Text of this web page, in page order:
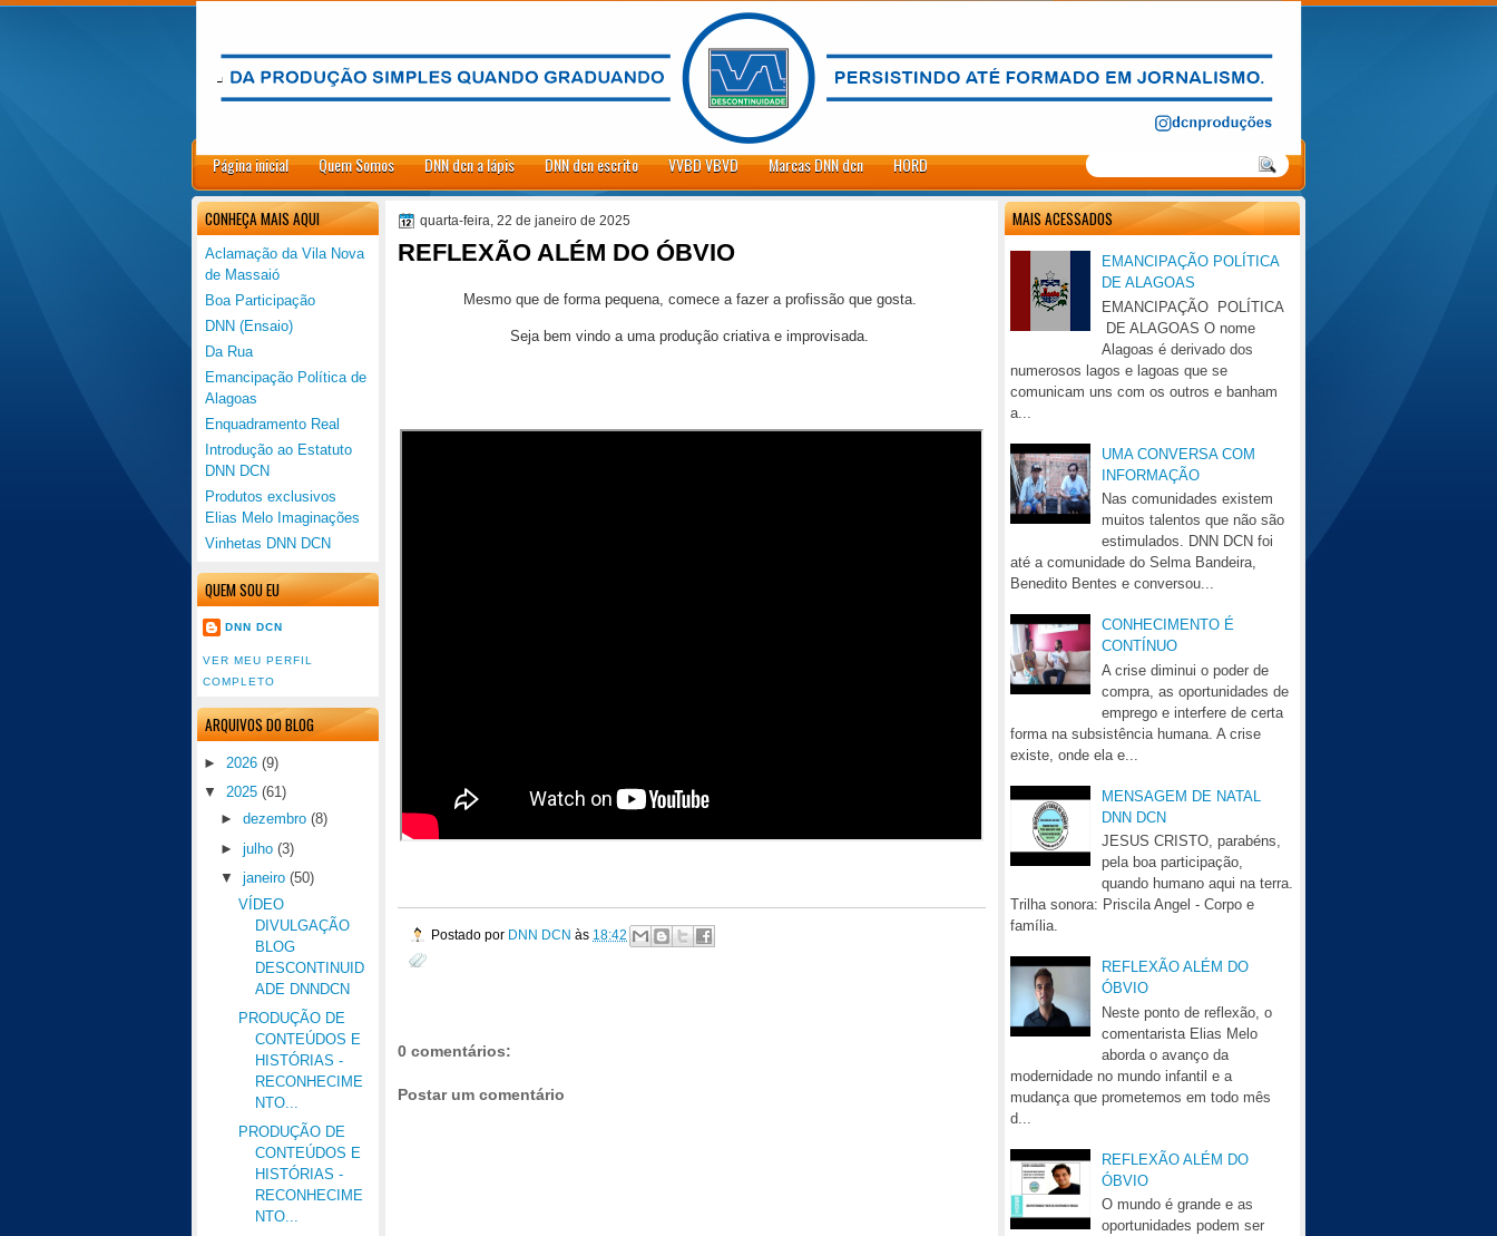
.
Página inicial Quem Somos DNN dcn a lápis DNN dcn escrito VVBD VBVD Marcas DNN dcn HORD
MAIS ACESSADOS
EMANCIPAÇÃO POLÍTICA
DE ALAGOAS
EMANCIPAÇÃO POLÍTICA
DE ALAGOAS O nome
Alagoas é derivado dos
numerosos lagos e lagoas que se
comunicam uns com os outros e banham
a...
UMA CONVERSA COM
INFORMAÇÃO
Nas comunidades existem
muitos talentos que não são
estimulados. DNN DCN foi
até a comunidade do Selma Bandeira,
Benedito Bentes e conversou...
CONHECIMENTO É
CONTÍNUO
A crise diminui o poder de
compra, as oportunidades de
emprego e interfere de certa
forma na subsistência humana. A crise
existe, onde ela e...
MENSAGEM DE NATAL
DNN DCN
JESUS CRISTO, parabéns,
pela boa participação,
quando humano aqui na terra.
Trilha sonora: Priscila Angel - Corpo e
família.
REFLEXÃO ALÉM DO
ÓBVIO
Neste ponto de reflexão, o
comentarista Elias Melo
aborda o avanço da
modernidade no mundo infantil e a
mudança que prometemos em todo mês
d...
REFLEXÃO ALÉM DO
ÓBVIO
O mundo é grande e as
oportunidades podem ser
quarta-feira, 22 de janeiro de 2025
REFLEXÃO ALÉM DO ÓBVIO
Mesmo que de forma pequena, comece a fazer a profissão que gosta.
Seja bem vindo a uma produção criativa e improvisada.
Postado por DNN DCN às 18:42
0 comentários:
Postar um comentário
CONHEÇA MAIS AQUI
Aclamação da Vila Nova
de Massaió
Boa Participação
DNN (Ensaio)
Da Rua
Emancipação Política de
Alagoas
Enquadramento Real
Introdução ao Estatuto
DNN DCN
Produtos exclusivos
Elias Melo Imaginações
Vinhetas DNN DCN
QUEM SOU EU
DNN DCN
VER MEU PERFIL
COMPLETO
ARQUIVOS DO BLOG
► 2026 (9)
▼
2025 (61)
►dezembro (8)
►julho (3)
▼
janeiro (50)
VÍDEO
DIVULGAÇÃO
BLOG
DESCONTINUID
ADE DNNDCN
PRODUÇÃO DE
CONTEÚDOS E
HISTÓRIAS -
RECONHECIME
NTO...
PRODUÇÃO DE
CONTEÚDOS E
HISTÓRIAS -
RECONHECIME
NTO...